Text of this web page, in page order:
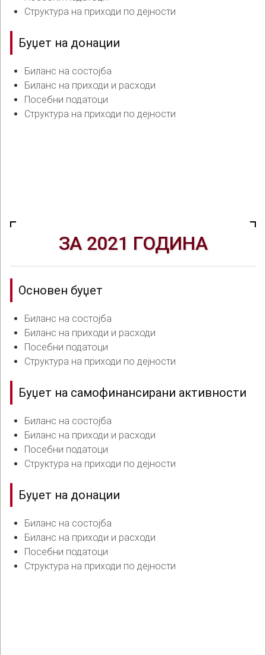
Структура на приходи по дејности
Буџет на донации
Биланс на состојба
Биланс на приходи и расходи
Посебни податоци
Структура на приходи по дејности
ЗА 2021 ГОДИНА
Основен буџет
Биланс на состојба
Биланс на приходи и расходи
Посебни податоци
Структура на приходи по дејности
Буџет на самофинансирани активности
Биланс на состојба
Биланс на приходи и расходи
Посебни податоци
Структура на приходи по дејности
Буџет на донации
Биланс на состојба
Биланс на приходи и расходи
Посебни податоци
Структура на приходи по дејности